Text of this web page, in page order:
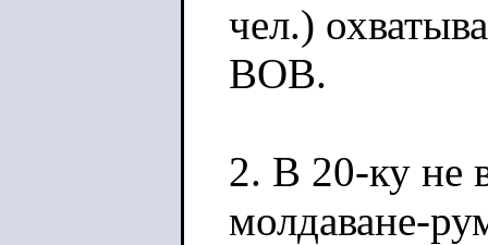
чел.)
ВОВ.
2. В 20-ку не
молдаване-